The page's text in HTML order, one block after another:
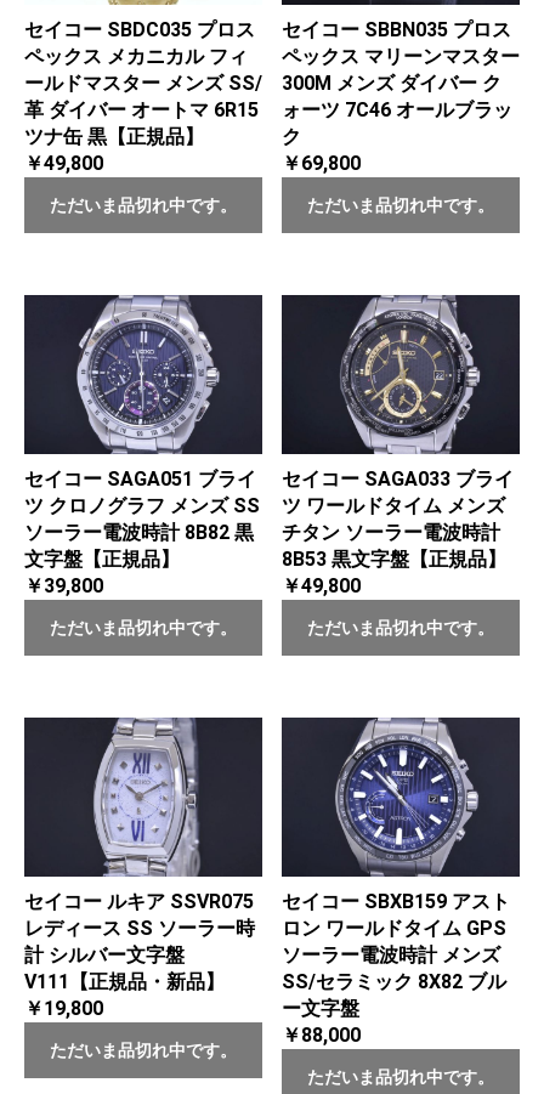
セイコー SBDC035 プロス
ペックス メカニカル フィ
ールドマスター メンズ SS/
革 ダイバー オートマ 6R15
ツナ缶 黒【正規品】
￥49,800
ただいま品切れ中です。
セイコー SBBN035 プロス
ペックス マリーンマスター
300M メンズ ダイバー ク
ォーツ 7C46 オールブラッ
ク
￥69,800
ただいま品切れ中です。
セイコー SAGA051 ブライ
ツ クロノグラフ メンズ SS
ソーラー電波時計 8B82 黒
文字盤【正規品】
￥39,800
ただいま品切れ中です。
セイコー SAGA033 ブライ
ツ ワールドタイム メンズ
チタン ソーラー電波時計
8B53 黒文字盤【正規品】
￥49,800
ただいま品切れ中です。
セイコー ルキア SSVR075
レディース SS ソーラー時
計 シルバー文字盤
V111【正規品・新品】
￥19,800
ただいま品切れ中です。
セイコー SBXB159 アスト
ロン ワールドタイム GPS
ソーラー電波時計 メンズ
SS/セラミック 8X82 ブル
ー文字盤
￥88,000
ただいま品切れ中です。